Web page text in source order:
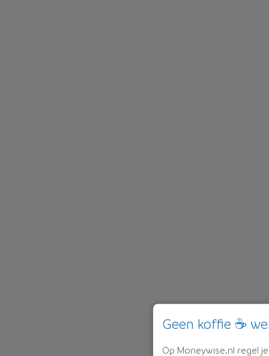
Geen koffie ☕
Op Moneywise.nl regel